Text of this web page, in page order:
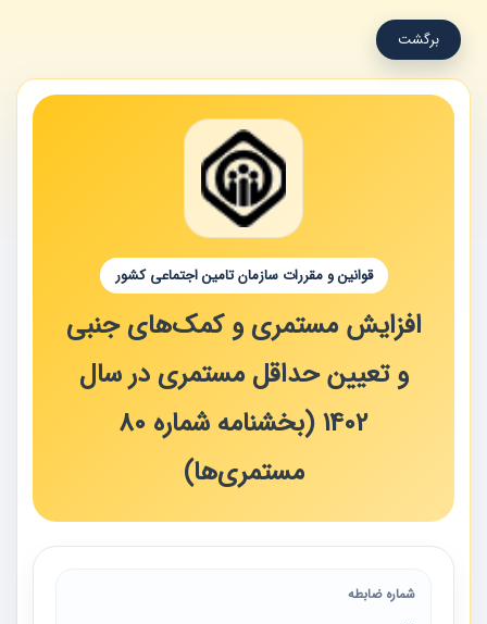
برگشت
قوانین و مقررات سازمان تامین اجتماعی کشور
افزایش مستمری و کمک‌های جنبی
و تعیین حداقل مستمری در سال
1402 (بخشنامه شماره 80
مستمری‌ها)
شماره ضابطه